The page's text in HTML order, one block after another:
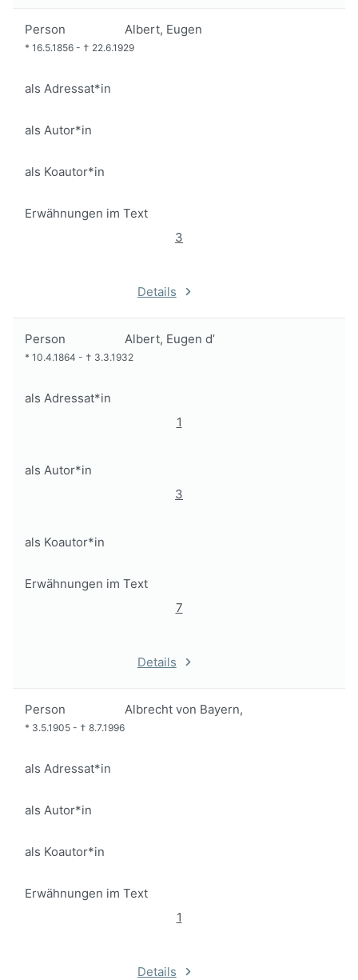
Person Albert, Eugen
* 16.5.1856 - † 22.6.1929
als Adressat*in
als Autor*in
als Koautor*in
Erwähnungen im Text
3
Details
Person Albert, Eugen d’
* 10.4.1864 - † 3.3.1932
als Adressat*in
1
als Autor*in
3
als Koautor*in
Erwähnungen im Text
7
Details
Person Albrecht von Bayern,
* 3.5.1905 - † 8.7.1996
als Adressat*in
als Autor*in
als Koautor*in
Erwähnungen im Text
1
Details